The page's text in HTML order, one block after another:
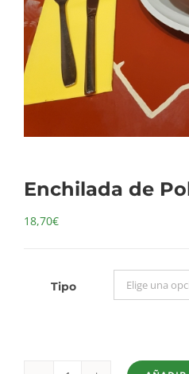
Enchilada de
18,70€
Tipo